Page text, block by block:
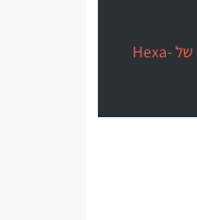
סיכום הניסוי ב'מקורות': בחינת הכיסויים הצפים של Hexa-